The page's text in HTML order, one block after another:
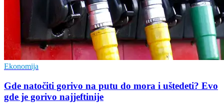
Ekonomija
Gde natočiti gorivo na putu do mora i uštedeti? Evo
gde je gorivo najjeftinije